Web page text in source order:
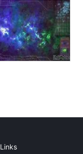
Links